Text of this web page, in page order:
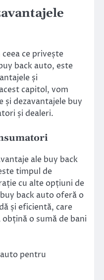
ce privește
back auto, este
și
capitol, vom
și dezavantajele buy
și dealeri.
ale buy back
timpul de
cu alte opțiuni de
back auto oferă o
și eficientă, care
o sumă de bani
pentru